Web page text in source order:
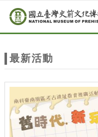
站
主
題
跳到主要內容
網站導覽
最新活動